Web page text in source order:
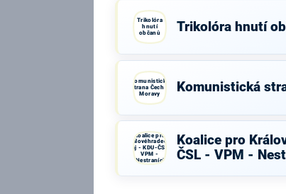
Trikolóra
hnutí
občanů
Trikolóra hnutí
Komunistická
strana Čech a
Moravy
Komunistická
Koalice pro
Královéhradecký
kraj - KDU-ČSL -
VPM -
Nestraníci
Koalice pro
ČSL - VPM -